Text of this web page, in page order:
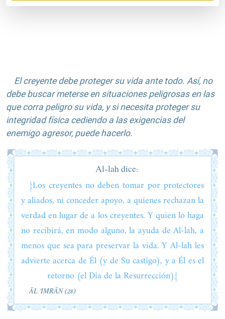
El creyente debe proteger su vida ante todo. Así, no
debe buscar meterse en situaciones peligrosas en las
que corra peligro su vida, y si necesita proteger su
integridad física cediendo a las exigencias del
enemigo agresor, puede hacerlo.
Al-lah dice:
{Los creyentes no deben tomar por protectores
y aliados, ni conceder apoyo, a quienes rechazan la
verdad en lugar de a los creyentes. Y quien lo haga
no recibirá, en modo alguno, la ayuda de Al-lah, a
menos que sea para preservar la vida. Y Al-lah les
advierte acerca de Él (y de Su castigo), y a Él es el
retorno (el Día de la Resurrección)}
ĀL ‘IMRĀN (28)